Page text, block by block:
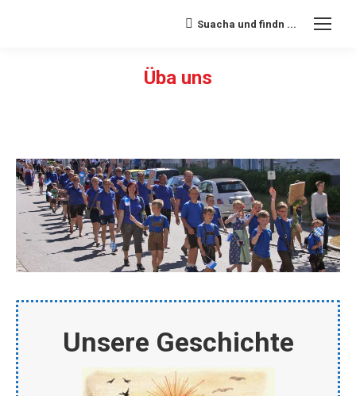
Search:
Suacha und findn ...
Üba uns
Unsere Geschichte